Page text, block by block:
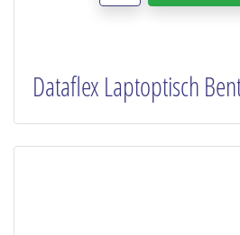
Dataflex Laptoptisch